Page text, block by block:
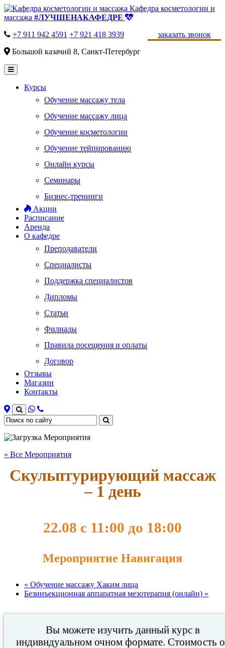
Кафедра косметологии и
массажа #ЛУЧШЕНАКАФЕДРЕ
заказать звонок
+7 911 942 4591 +7 921 418 3939
Большой казачий 8, Санкт-Петербург
Курсы
Обучение массажу тела
Обучение массажу лица
Обучение косметологии
Обучение тейпированию
Онлайн курсы
Семинары
Бизнес-тренинги
Акции
Расписание
Аренда
О кафедре
Преподаватели
Специалисты
Поддержка специалистов
Дипломы
Статьи
Филиалы
Правила посещения и оплаты
Договор
Отзывы
Магазин
Контакты
« Все Мероприятия
Скульптурирующий массаж
– 1 день
22.08 с 11:00 до 18:00
Мероприятие Навигация
« Обучение массажу Хаким лица
Безинъекционная аппаратная мезотерапия (онлайн) »
Вы можете изучить данный курс в
индивидуальном очном формате. Стоимость